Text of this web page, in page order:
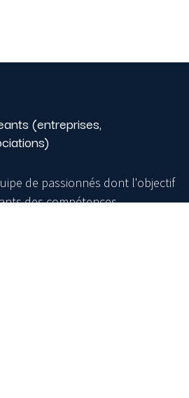
(entreprises,
de passionnés dont l'objectif
des compétences